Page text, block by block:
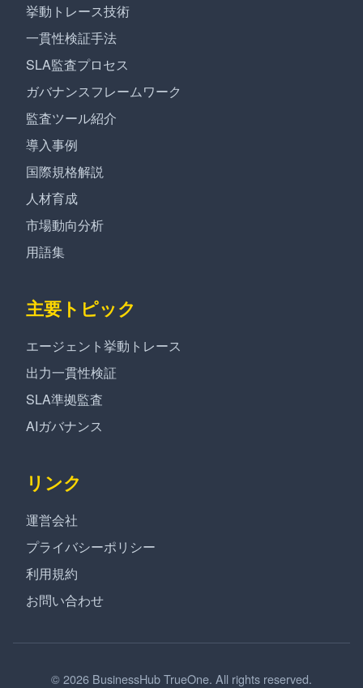
挙動トレース技術
一貫性検証手法
SLA監査プロセス
ガバナンスフレームワーク
監査ツール紹介
導入事例
国際規格解説
人材育成
市場動向分析
用語集
主要トピック
エージェント挙動トレース
出力一貫性検証
SLA準拠監査
AIガバナンス
リンク
運営会社
プライバシーポリシー
利用規約
お問い合わせ
© 2026 BusinessHub TrueOne. All rights reserved.